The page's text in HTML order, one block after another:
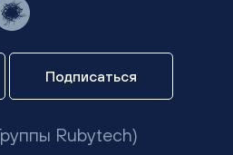
Подписаться
Rubytech)